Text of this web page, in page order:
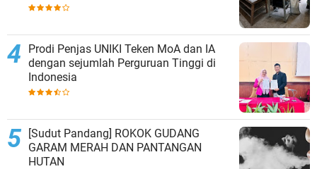
Prodi Penjas UNIKI Teken MoA dan IA
dengan sejumlah Perguruan Tinggi di
Indonesia
[Sudut Pandang] ROKOK GUDANG
GARAM MERAH DAN PANTANGAN
HUTAN